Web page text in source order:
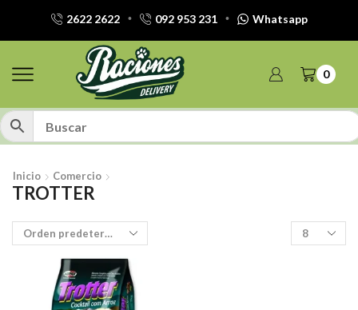
2622 2622 092 953 231 Whatsapp
0
Inicio Comercio
TROTTER
Productos
por